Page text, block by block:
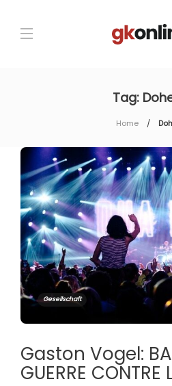
Tag:
Home
Gesellschaft
Gaston Vogel:
GUERRE CONTRE